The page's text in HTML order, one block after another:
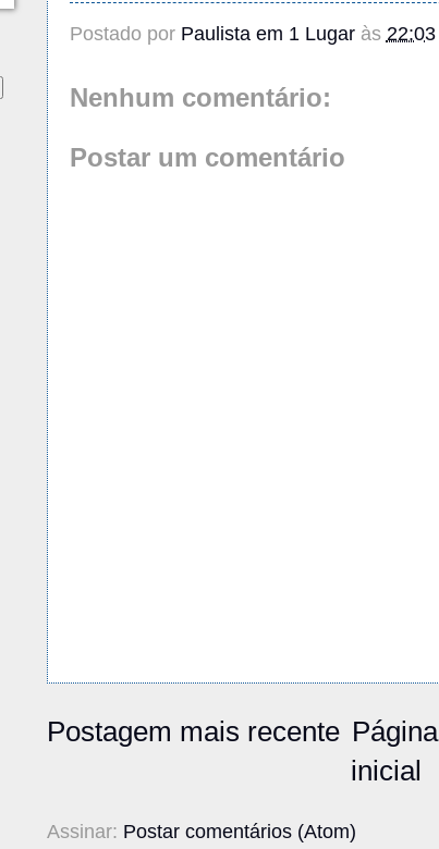
Postado por Paulista em 1 Lugar às 22:03
Nenhum comentário:
Postar um comentário
Postagem mais recente Página
inicial
Assinar: Postar comentários (Atom)